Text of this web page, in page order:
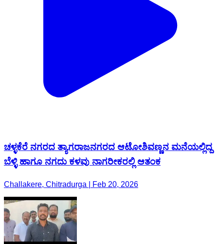
ಚಳ್ಳಕೆರೆ ನಗರದ ತ್ಯಾಗರಾಜನಗರದ ಆಟೋಶಿವಣ್ಣನ ಮನೆಯಲ್ಲಿದ್ದ
ಬೆಳ್ಳಿ ಹಾಗೂ ನಗದು ಕಳವು ನಾಗರೀಕರಲ್ಲಿ ಆತಂಕ
Challakere, Chitradurga | Feb 20, 2026